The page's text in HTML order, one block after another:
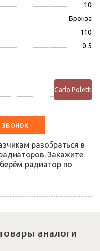
10
Бронза
110
0.5
Carlo Poletti
разобраться в
Закажите
радиатор по
аналоги